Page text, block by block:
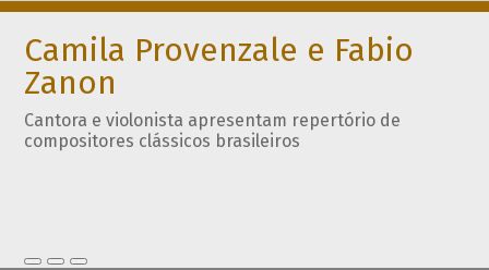
Camila Provenzale e Fabio
Zanon
Cantora e violonista apresentam repertório de
compositores clássicos brasileiros